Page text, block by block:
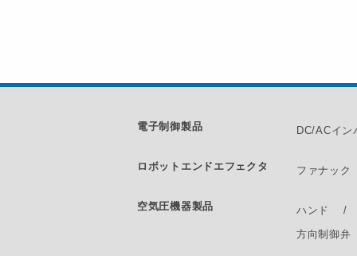
電子制御製品 DC/ACイン
ロボットエンドエフェクタ ファナック
空気圧機器製品
ハンド
方向制御弁